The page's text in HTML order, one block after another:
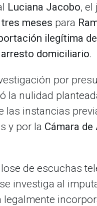
Luciana Jacobo, el
meses para
ilegítima
arresto domiciliario.
por
la nulidad
instancias
y por la Cámara
de escuchas
investiga al